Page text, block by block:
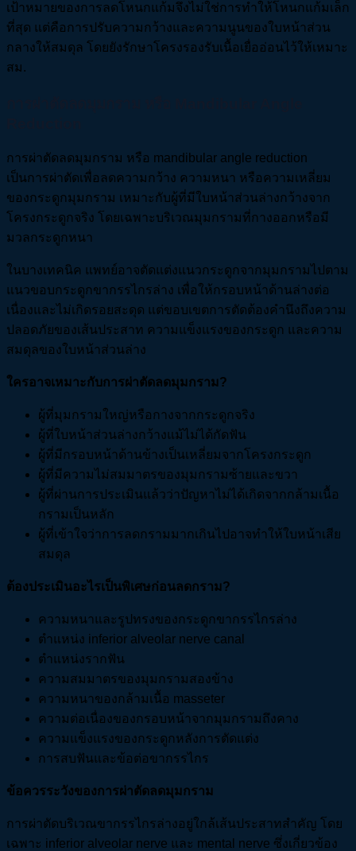
เป้าหมายของการลดโหนกแก้มจึงไม่ใช่การทำให้โหนกแก้มเล็ก
ที่สุด แต่คือการปรับความกว้างและความนูนของใบหน้าส่วน
กลางให้สมดุล โดยยังรักษาโครงรองรับเนื้อเยื่ออ่อนไว้ให้เหมาะ
สม.
การผ่าตัดลดมุมกราม หรือ mandibular angle reduction
เป็นการผ่าตัดเพื่อลดความกว้าง ความหนา หรือความเหลี่ยม
ของกระดูกมุมกราม เหมาะกับผู้ที่มีใบหน้าส่วนล่างกว้างจาก
โครงกระดูกจริง โดยเฉพาะบริเวณมุมกรามที่กางออกหรือมี
มวลกระดูกหนา
ในบางเทคนิค แพทย์อาจตัดแต่งแนวกระดูกจากมุมกรามไปตาม
แนวขอบกระดูกขากรรไกรล่าง เพื่อให้กรอบหน้าด้านล่างต่อ
เนื่องและไม่เกิดรอยสะดุด แต่ขอบเขตการตัดต้องคำนึงถึงความ
ปลอดภัยของเส้นประสาท ความแข็งแรงของกระดูก และความ
สมดุลของใบหน้าส่วนล่าง
ใครอาจเหมาะกับการผ่าตัดลดมุมกราม?
ผู้ที่มุมกรามใหญ่หรือกางจากกระดูกจริง
ผู้ที่ใบหน้าส่วนล่างกว้างแม้ไม่ได้กัดฟัน
ผู้ที่มีกรอบหน้าด้านข้างเป็นเหลี่ยมจากโครงกระดูก
ผู้ที่มีความไม่สมมาตรของมุมกรามซ้ายและขวา
ผู้ที่ผ่านการประเมินแล้วว่าปัญหาไม่ได้เกิดจากกล้ามเนื้อ
กรามเป็นหลัก
ผู้ที่เข้าใจว่าการลดกรามมากเกินไปอาจทำให้ใบหน้าเสีย
สมดุล
ต้องประเมินอะไรเป็นพิเศษก่อนลดกราม?
ความหนาและรูปทรงของกระดูกขากรรไกรล่าง
ตำแหน่ง inferior alveolar nerve canal
ตำแหน่งรากฟัน
ความสมมาตรของมุมกรามสองข้าง
ความหนาของกล้ามเนื้อ masseter
ความต่อเนื่องของกรอบหน้าจากมุมกรามถึงคาง
ความแข็งแรงของกระดูกหลังการตัดแต่ง
การสบฟันและข้อต่อขากรรไกร
ข้อควรระวังของการผ่าตัดลดมุมกราม
การผ่าตัดบริเวณขากรรไกรล่างอยู่ใกล้เส้นประสาทสำคัญ โดย
เฉพาะ inferior alveolar nerve และ mental nerve ซึ่งเกี่ยวข้อง